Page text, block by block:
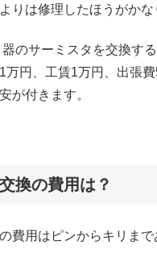
りは修理したほうがかな
のサーミスタを交換す
万円、工賃1万円、出張
が付きます。
換の費用は？
費用はピンからキリまで